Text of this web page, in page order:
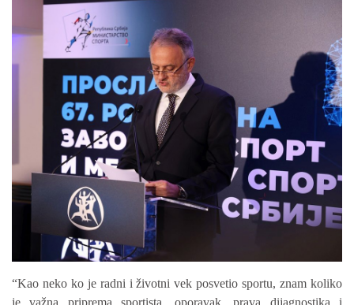
“Kao neko ko je radni i životni vek posvetio sportu, znam koliko